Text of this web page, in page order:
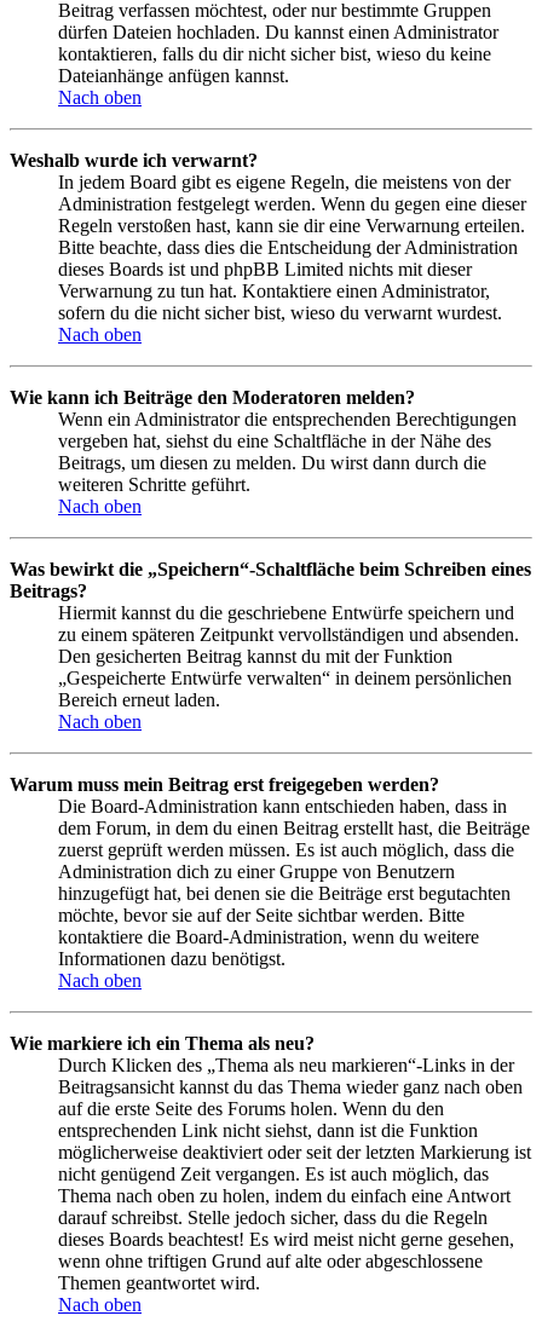
Beitrag verfassen möchtest, oder nur bestimmte Gruppen
dürfen Dateien hochladen. Du kannst einen Administrator
kontaktieren, falls du dir nicht sicher bist, wieso du keine
Dateianhänge anfügen kannst.
Nach oben
Weshalb wurde ich verwarnt?
In jedem Board gibt es eigene Regeln, die meistens von der
Administration festgelegt werden. Wenn du gegen eine dieser
Regeln verstoßen hast, kann sie dir eine Verwarnung erteilen.
Bitte beachte, dass dies die Entscheidung der Administration
dieses Boards ist und phpBB Limited nichts mit dieser
Verwarnung zu tun hat. Kontaktiere einen Administrator,
sofern du die nicht sicher bist, wieso du verwarnt wurdest.
Nach oben
Wie kann ich Beiträge den Moderatoren melden?
Wenn ein Administrator die entsprechenden Berechtigungen
vergeben hat, siehst du eine Schaltfläche in der Nähe des
Beitrags, um diesen zu melden. Du wirst dann durch die
weiteren Schritte geführt.
Nach oben
Was bewirkt die „Speichern“-Schaltfläche beim Schreiben eines
Beitrags?
Hiermit kannst du die geschriebene Entwürfe speichern und
zu einem späteren Zeitpunkt vervollständigen und absenden.
Den gesicherten Beitrag kannst du mit der Funktion
„Gespeicherte Entwürfe verwalten“ in deinem persönlichen
Bereich erneut laden.
Nach oben
Warum muss mein Beitrag erst freigegeben werden?
Die Board-Administration kann entschieden haben, dass in
dem Forum, in dem du einen Beitrag erstellt hast, die Beiträge
zuerst geprüft werden müssen. Es ist auch möglich, dass die
Administration dich zu einer Gruppe von Benutzern
hinzugefügt hat, bei denen sie die Beiträge erst begutachten
möchte, bevor sie auf der Seite sichtbar werden. Bitte
kontaktiere die Board-Administration, wenn du weitere
Informationen dazu benötigst.
Nach oben
Wie markiere ich ein Thema als neu?
Durch Klicken des „Thema als neu markieren“-Links in der
Beitragsansicht kannst du das Thema wieder ganz nach oben
auf die erste Seite des Forums holen. Wenn du den
entsprechenden Link nicht siehst, dann ist die Funktion
möglicherweise deaktiviert oder seit der letzten Markierung ist
nicht genügend Zeit vergangen. Es ist auch möglich, das
Thema nach oben zu holen, indem du einfach eine Antwort
darauf schreibst. Stelle jedoch sicher, dass du die Regeln
dieses Boards beachtest! Es wird meist nicht gerne gesehen,
wenn ohne triftigen Grund auf alte oder abgeschlossene
Themen geantwortet wird.
Nach oben